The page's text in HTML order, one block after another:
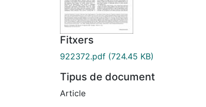
Fitxers
922372.pdf (724.45 KB)
Tipus de document
Article